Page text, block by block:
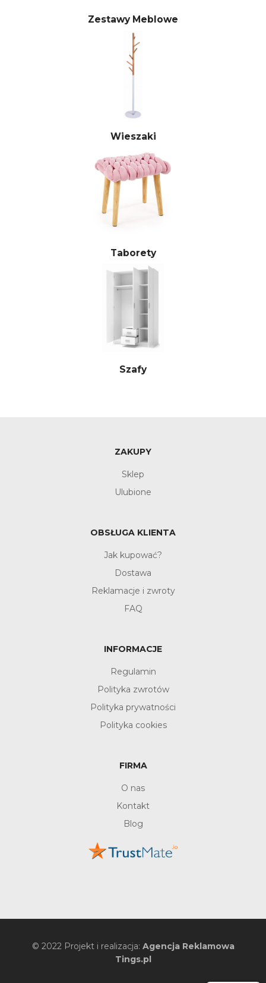
Zestawy Meblowe
Wieszaki
Taborety
Szafy
ZAKUPY
Sklep
Ulubione
OBSŁUGA KLIENTA
Jak kupować?
Dostawa
Reklamacje i zwroty
FAQ
INFORMACJE
Regulamin
Polityka zwrotów
Polityka prywatności
Polityka cookies
FIRMA
O nas
Kontakt
Blog
© 2022 Projekt i realizacja: Agencja Reklamowa
Tings.pl